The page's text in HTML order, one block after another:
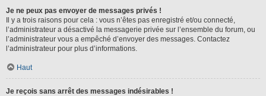
Je ne peux pas envoyer de messages privés !
Il y a trois raisons pour cela : vous n’êtes pas enregistré et/ou connecté,
l’administrateur a désactivé la messagerie privée sur l’ensemble du forum, ou
l’administrateur vous a empêché d’envoyer des messages. Contactez
l’administrateur pour plus d’informations.
Haut
Je reçois sans arrêt des messages indésirables !